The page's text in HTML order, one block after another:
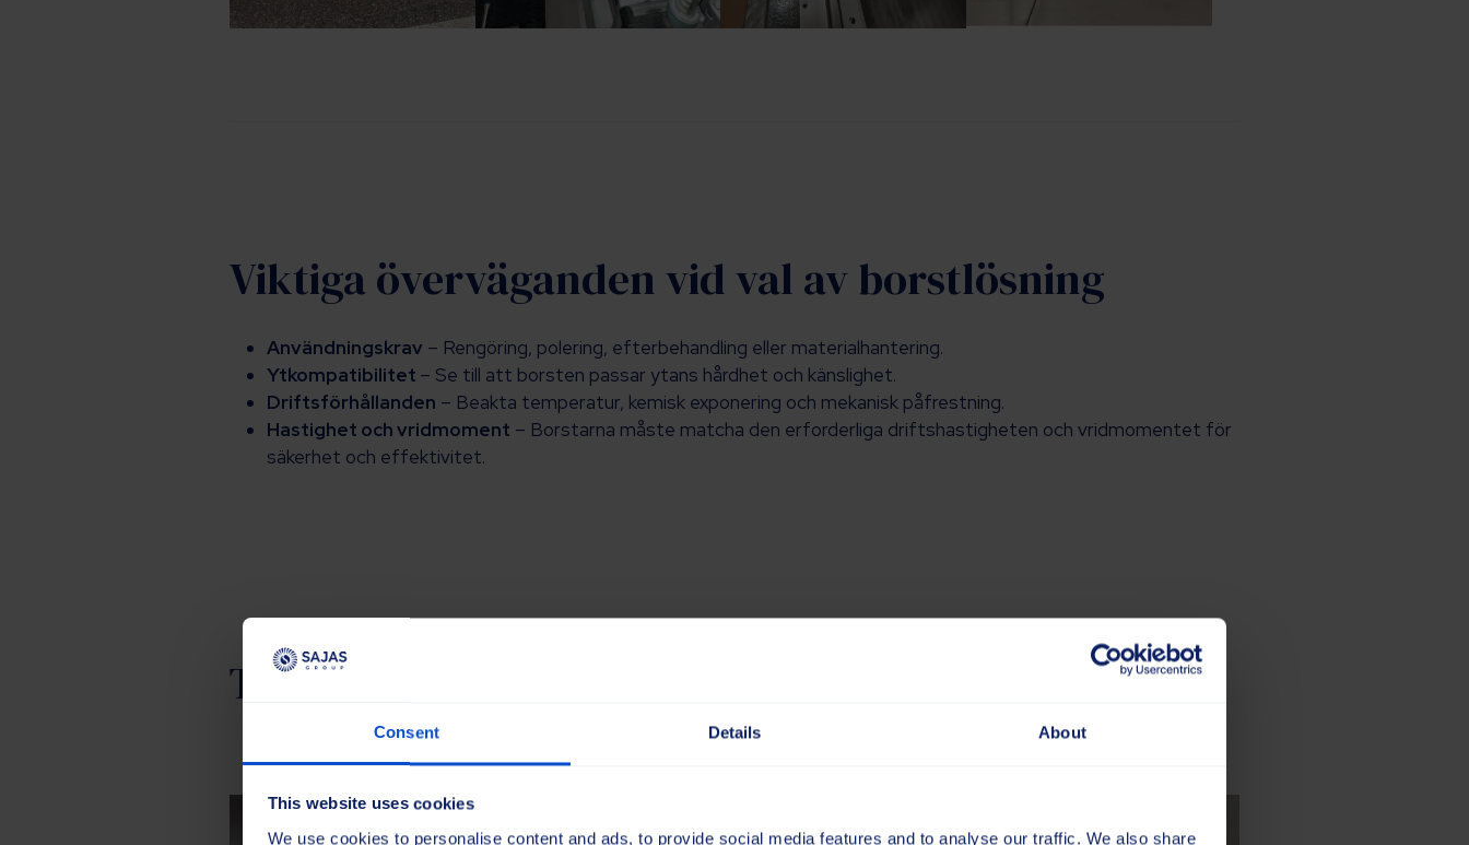
Consent Details About
This website uses cookies
We use cookies to personalise content and ads, to provide social media features and to analyse our traffic. We also share
Viktiga överväganden vid val av borstlösning
Användningskrav – Rengöring, polering, efterbehandling eller materialhantering.
Ytkompatibilitet – Se till att borsten passar ytans hårdhet och känslighet.
Driftsförhållanden – Beakta temperatur, kemisk exponering och mekanisk påfrestning.
Hastighet och vridmoment – Borstarna måste matcha den erforderliga driftshastigheten och vridmomentet för
säkerhet och effektivitet.
Typer av industriella borstar